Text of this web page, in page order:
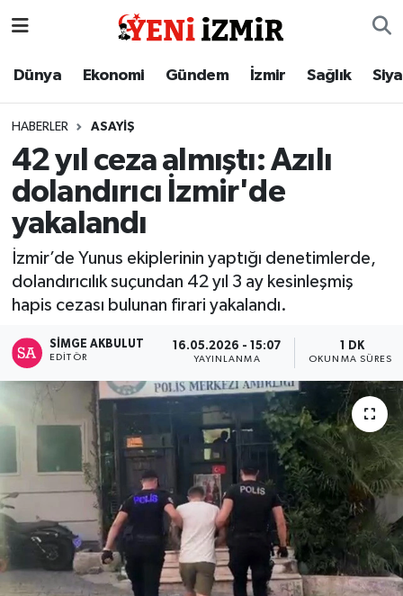
Dünya Ekonomi Gündem İzmir Sağlık
HABERLER ASAYIŞ
42 yıl ceza almıştı: Azılı
dolandırıcı İzmir'de
yakalandı
İzmir’de Yunus ekiplerinin yaptığı denetimlerde,
dolandırıcılık suçundan 42 yıl 3 ay kesinleşmiş
hapis cezası bulunan firari yakalandı.
SIMGE AKBULUT
EDITÖR
16.05.2026 - 15:07
YAYINLANMA
1 DK
OKUNMA SÜRESI
Dünya
Gündem
İzmir
Sağlık
Magazin
Resmi İlanlar
Spor
Teknoloji
Tatil ve Seyahat
Çevre
İzmir Nöbetçi Eczaneler
İzmir Namaz Vakitleri
İzmir Trafik Yoğunluk Haritası
Süper Lig Puan Durumu ve Fikstür
Tüm Manşetler
Son Dakika Haberleri
Haber Arşivi